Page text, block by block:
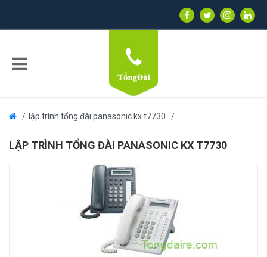
lập trình tổng đài panasonic kx t7730
LẬP TRÌNH TỔNG ĐÀI PANASONIC KX T7730